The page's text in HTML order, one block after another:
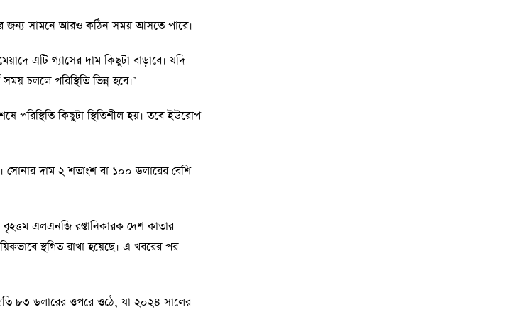
জন্য সামনে আরও কঠিন সময় আসতে পারে।
এটি গ্যাসের দাম কিছুটা বাড়াবে। যদি
চললে পরিস্থিতি ভিন্ন হবে।’
পরিস্থিতি কিছুটা স্থিতিশীল হয়। তবে ইউরোপ
সোনার দাম ২ শতাংশ বা ১০০ ডলারের বেশি
বৃহত্তম এলএনজি রপ্তানিকারক দেশ কাতার
স্থগিত রাখা হয়েছে। এ খবরের পর
৮৩ ডলারের ওপরে ওঠে, যা ২০২৪ সালের